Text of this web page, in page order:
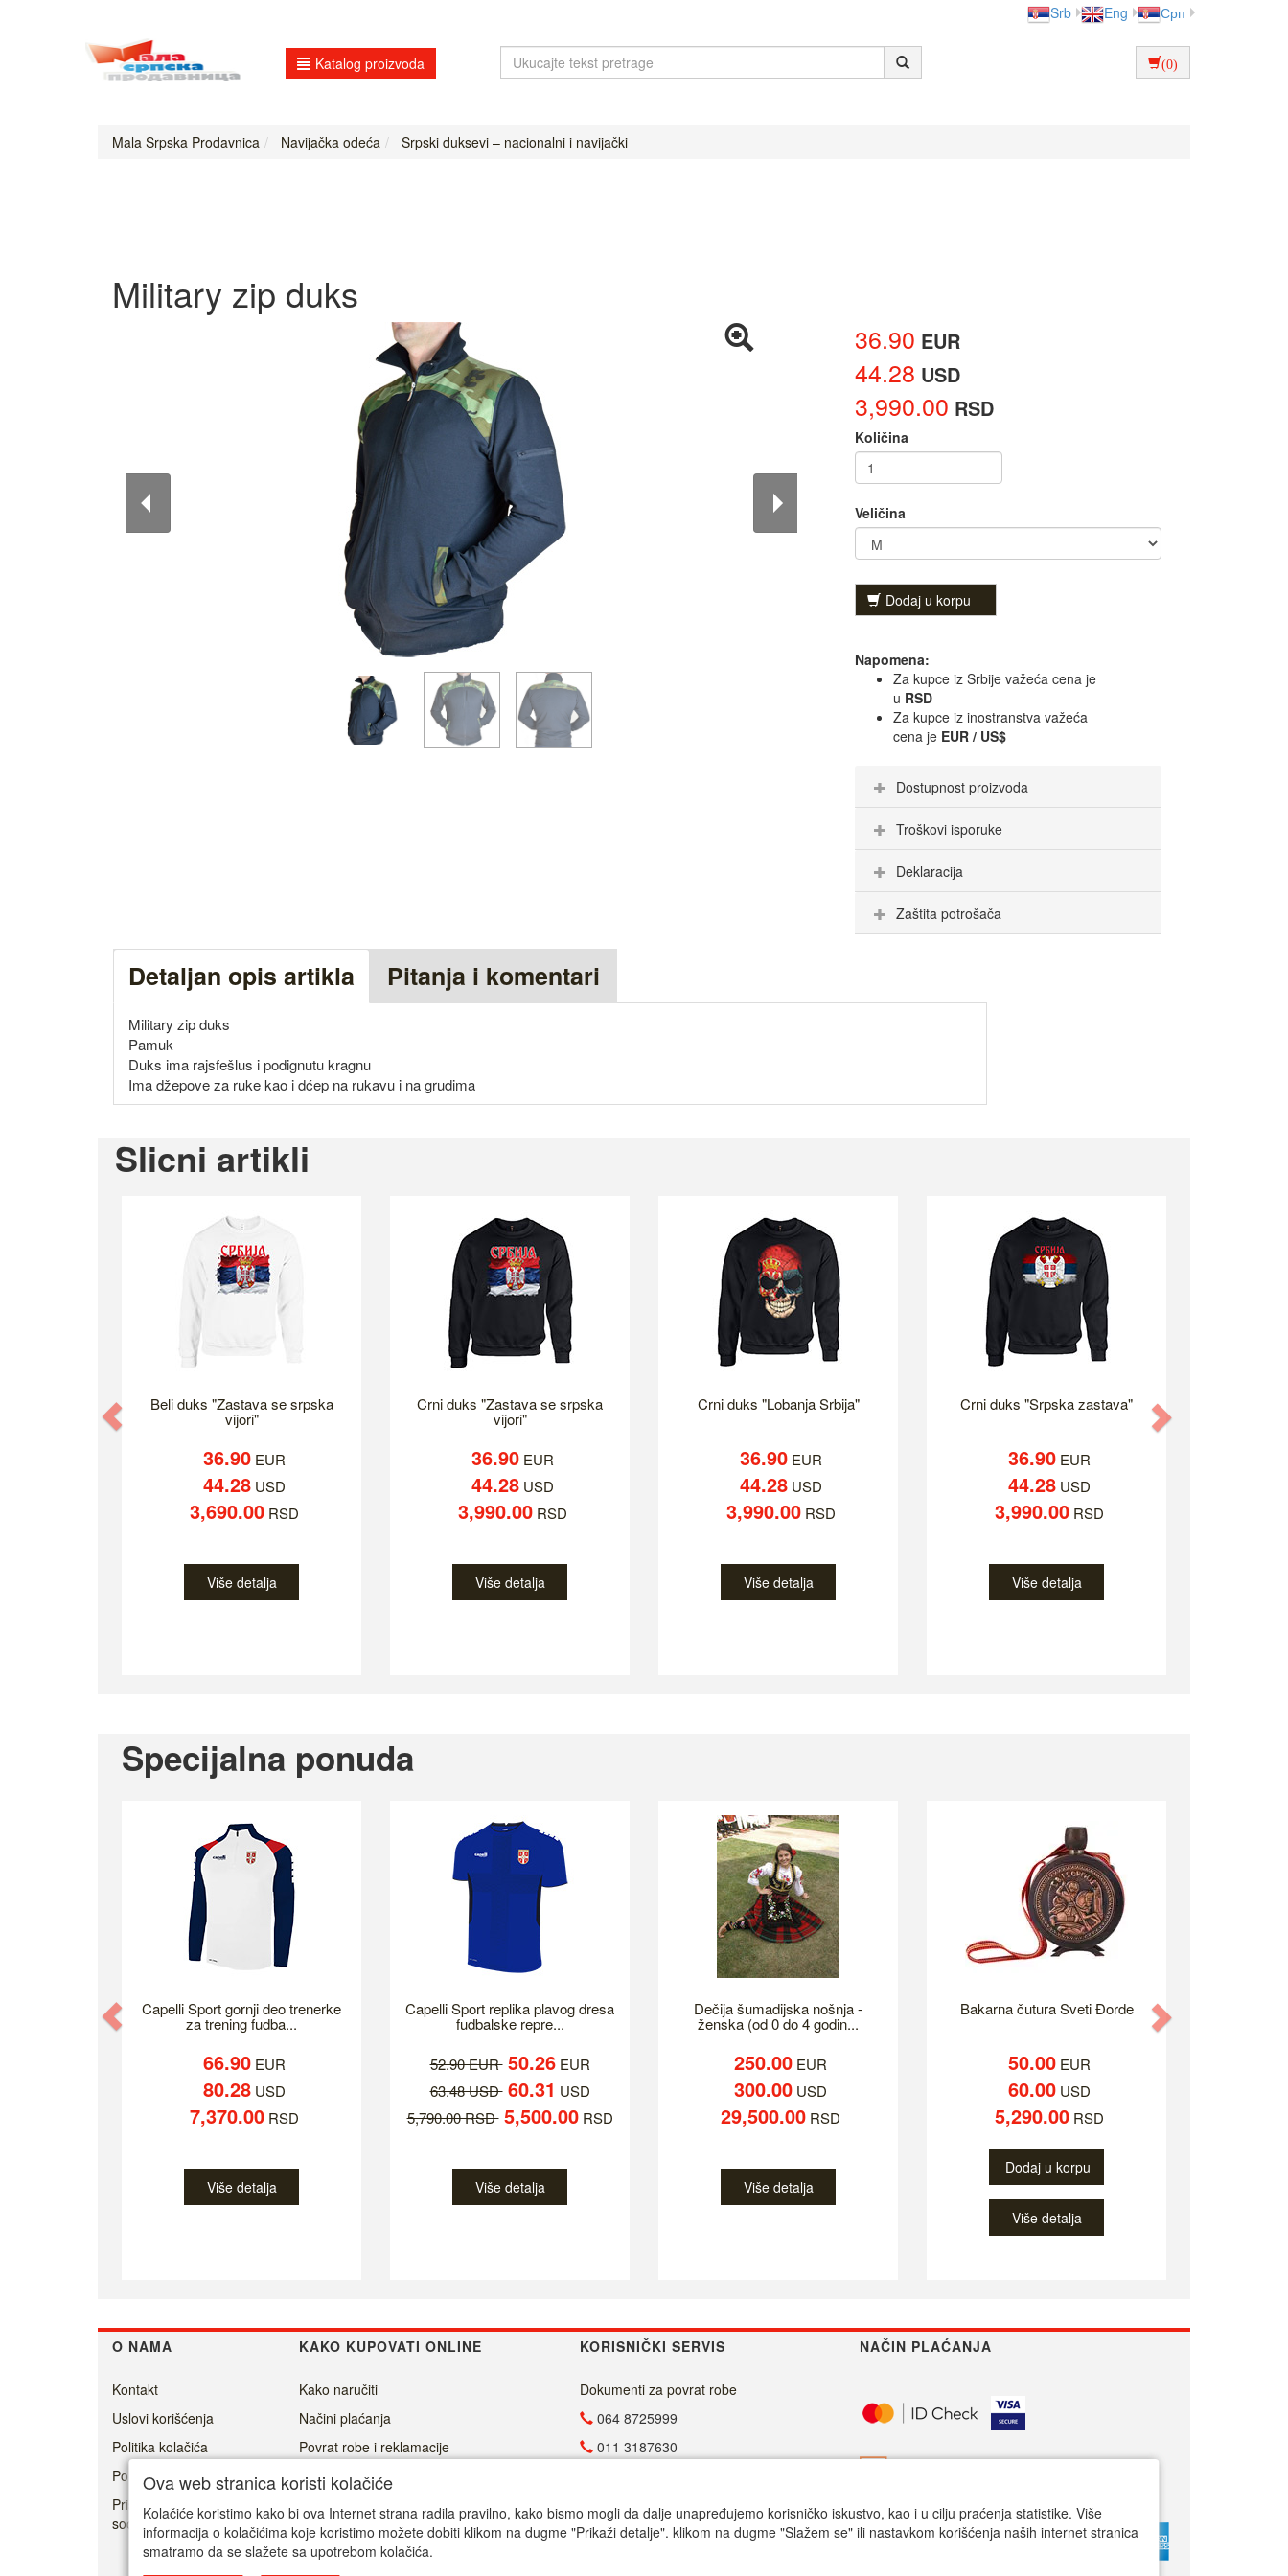
Srb Eng Срп
Katalog proizvoda (0)
Mala Srpska Prodavnica Navijačka odeća Srpski duksevi – nacionalni i navijački
Military zip duks
36.90 EUR
44.28 USD
3,990.00 RSD
Količina
Veličina
Dodaj u korpu
Napomena:
Za kupce iz Srbije važeća cena je
u RSD
Za kupce iz inostranstva važeća
cena je EUR / US$
Dostupnost proizvoda
Troškovi isporuke
Deklaracija
Zaštita potrošača
Detaljan opis artikla Pitanja i komentari
Military zip duks
Pamuk
Duks ima rajsfešlus i podignutu kragnu
Ima džepove za ruke kao i dćep na rukavu i na grudima
Slicni artikli
Beli duks "Zastava se srpska
vijori"
36.90EUR
44.28USD
3,690.00RSD
Više detalja
Crni duks "Zastava se srpska
vijori"
36.90EUR
44.28USD
3,990.00RSD
Više detalja
Crni duks "Lobanja Srbija"
36.90EUR
44.28USD
3,990.00RSD
Više detalja
Crni duks "Srpska zastava"
36.90EUR
44.28USD
3,990.00RSD
Više detalja
Previous
Specijalna ponuda
Capelli Sport gornji deo trenerke
za trening fudba...
66.90EUR
80.28USD
7,370.00RSD
Više detalja
Capelli Sport replika plavog dresa
fudbalske repre...
52.90 EUR 50.26EUR
63.48 USD 60.31 USD
5,790.00 RSD 5,500.00RSD
Više detalja
Dečija šumadijska nošnja -
ženska (od 0 do 4 godin...
250.00 EUR
300.00 USD
29,500.00 RSD
Više detalja
Bakarna čutura Sveti Đorde
50.00EUR
60.00USD
5,290.00RSD
Dodaj u korpu
Više detalja
Previous
O NAMA KAKO KUPOVATI ONLINE KORISNIČKI SERVIS NAČIN PLAĆANJA
Kontakt
Uslovi korišćenja
Politika kolačića
Politika privatnosti
Prisoner's Dilemma -
social game
Kako naručiti
Načini plaćanja
Povrat robe i reklamacije
Isporuka
Dokumenti za povrat robe
064 8725999
011 3187630
info@malasrpskaprodavnica.com
Radno vreme
Ova web stranica koristi kolačiće
Kolačiće koristimo kako bi ova Internet strana radila pravilno, kako bismo mogli da dalje unapređujemo korisničko iskustvo, kao i u cilju praćenja statistike. Više
informacija o kolačićima koje koristimo možete dobiti klikom na dugme "Prikaži detalje". klikom na dugme "Slažem se" ili nastavkom korišćenja naših internet stranica
smatramo da se slažete sa upotrebom kolačića.